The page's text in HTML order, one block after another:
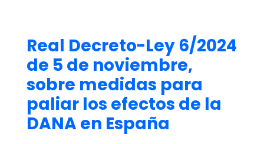
Real Decreto-Ley 6/2024
de 5 de noviembre,
sobre medidas para
paliar los efectos de la
DANA en España